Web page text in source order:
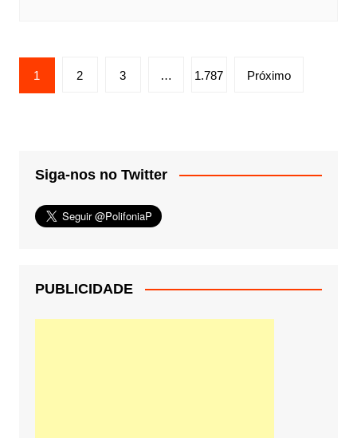
Paginação
de
1 2 3 … 1.787 Próximo
Siga-nos no Twitter
PUBLICIDADE